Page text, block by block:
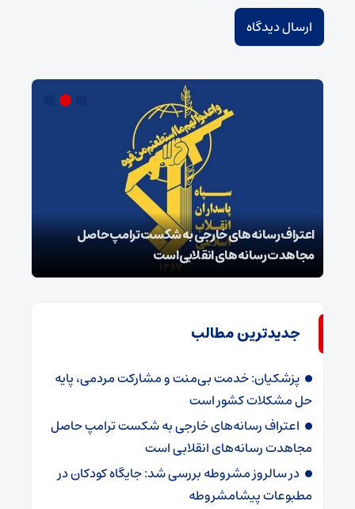
اعتراف رسانه‌های خارجی به شکست ترامپ حاصل
مجاهدت رسانه‌های انقلابی است
جدیدترین مطالب
پزشکیان: خدمت بی‌منت و مشارکت مردمی، پایه
حل مشکلات کشور است
اعتراف رسانه‌های خارجی به شکست ترامپ حاصل
مجاهدت رسانه‌های انقلابی است
در سالروز مشروطه بررسی شد: جایگاه کودکان در
مطبوعات پیشامشروطه